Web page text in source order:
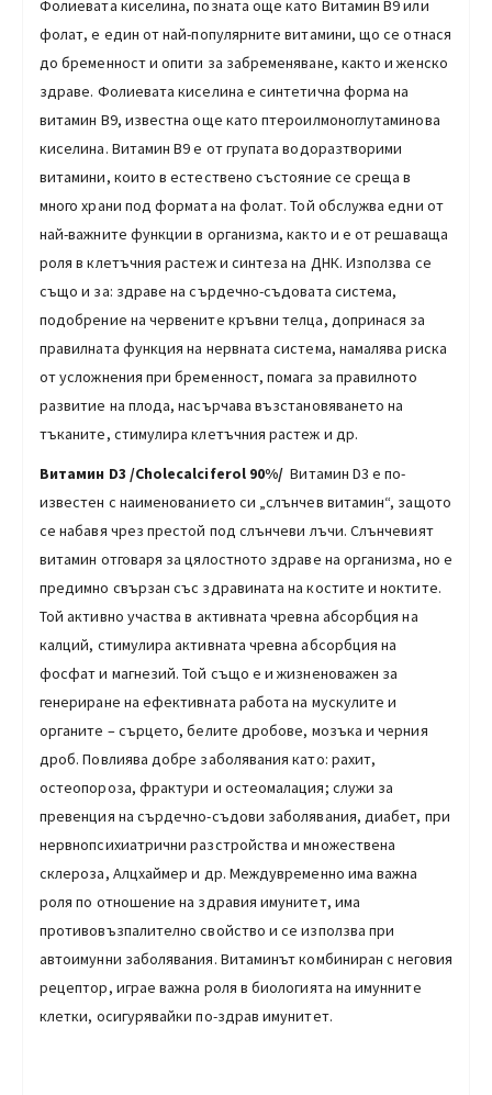
Фолиевата киселина, позната още като Витамин В9 или
фолат, е един от най-популярните витамини, що се отнася
до бременност и опити за забременяване, както и женско
здраве. Фолиевата киселина е синтетична форма на
витамин В9, известна още като птероилмоноглутаминова
киселина. Витамин В9 е от групата водоразтворими
витамини, които в естествено състояние се среща в
много храни под формата на фолат. Той обслужва едни от
най-важните функции в организма, както и е от решаваща
роля в клетъчния растеж и синтеза на ДНК. Използва се
също и за: здраве на сърдечно-съдовата система,
подобрение на червените кръвни телца, допринася за
правилната функция на нервната система, намалява риска
от усложнения при бременност, помага за правилното
развитие на плода, насърчава възстановяването на
тъканите, стимулира клетъчния растеж и др.
Витамин D3 /Cholecalciferol 90%/Витамин D3 е по-
известен с наименованието си „слънчев витамин“, защото
се набавя чрез престой под слънчеви лъчи. Слънчевият
витамин отговаря за цялостното здраве на организма, но е
предимно свързан със здравината на костите и ноктите.
Той активно участва в активната чревна абсорбция на
калций, стимулира активната чревна абсорбция на
фосфат и магнезий. Той също е и жизненоважен за
генериране на ефективната работа на мускулите и
органите – сърцето, белите дробове, мозъка и черния
дроб. Повлиява добре заболявания като: рахит,
остеопороза, фрактури и остеомалация; служи за
превенция на сърдечно-съдови заболявания, диабет, при
нервнопсихиатрични разстройства и множествена
склероза, Алцхаймер и др. Междувременно има важна
роля по отношение на здравия имунитет, има
противовъзпалително свойство и се използва при
автоимунни заболявания. Витаминът комбиниран с неговия
рецептор, играе важна роля в биологията на имунните
клетки, осигурявайки по-здрав имунитет.